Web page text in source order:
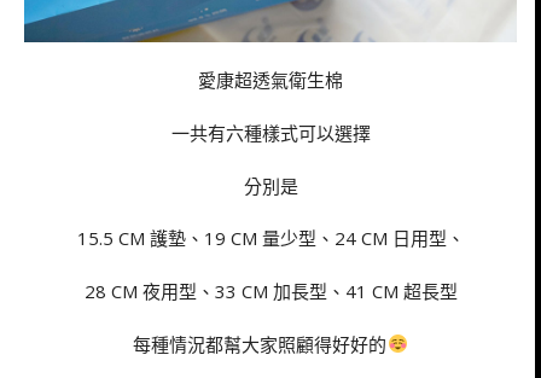
愛康超透氣衛生棉
一共有六種樣式可以選擇
分別是
15.5 CM 護墊、19 CM 量少型、24 CM 日用型、
28 CM 夜用型、33 CM 加長型、41 CM 超長型
每種情況都幫大家照顧得好好的